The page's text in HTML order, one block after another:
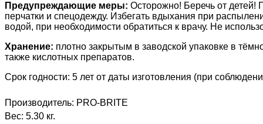
Предупреждающие меры: Осторожно! Беречь от детей!
перчатки и спецодежду. Избегать вдыхания при
водой, при необходимости обратиться к врачу. Не
Хранение: плотно закрытым в заводской упаковке в
также кислотных препаратов.
Срок годности: 5 лет от даты изготовления (при
Производитель: PRO-BRITE
Вес: 5.30 кг.